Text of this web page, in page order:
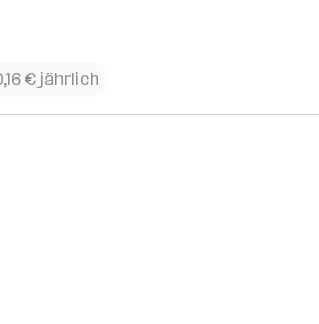
€ jährlich